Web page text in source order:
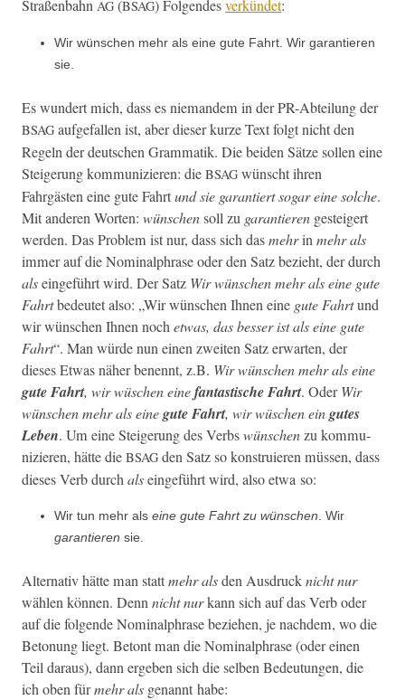
Straßen­bahn AG (BSAG) Fol­gen­desverkün­det:
Wir wün­schen mehr als eine gute Fahrt. Wir garantieren
sie.
Es wun­dert mich, dass es nie­man­dem in der PR-Abteilung der
BSAG aufge­fall­en ist, aber dieser kurze Text fol­gt nicht den
Regeln der deutschen Gram­matik. Die bei­den Sätze sollen eine
Steigerung kom­mu­nizieren: die BSAG wün­scht ihren
Fahrgästen eine gute Fahrtund sie garantiert sog­ar eine solche.
Mit anderen Worten: wün­schensoll zu garantieren gesteigert
wer­den. Das Prob­lem ist nur, dass sich dasmehrinmehr als
immer auf die Nom­i­nalphrase oder den Satz bezieht, der durch
alseinge­führt wird. Der Satz Wir wün­schen mehr als eine gute
Fahrtbedeutet also: „Wir wün­schen Ihnen eine gute Fahrtund
wir wün­schen Ihnen nochetwas, das bess­er ist als eine gute
Fahrt“. Man würde nun einen zweit­en Satz erwarten, der
dieses Etwas näher benen­nt, z.B. Wir wün­schen mehr als eine
gute Fahrt, wir wüschen einefan­tastis­che Fahrt. OderWir
wün­schen mehr als einegute Fahrt, wir wüschen eingutes
Leben. Um eine Steigerung des Verbswün­schenzu kom­mu­
nizieren, hätte die BSAG den Satz so kon­stru­ieren müssen, dass
dieses Verb durchalseinge­führt wird, also etwa so:
Wir tun mehr als eine gute Fahrt zu wün­schen . Wir
garantieren sie.
Alter­na­tiv hätte man stattmehr alsden Aus­drucknicht nur
wählen kön­nen. Dennnicht nurkann sich auf das Verb oder
auf die fol­gende Nom­i­nalphrase beziehen, je nach­dem, wo die
Beto­nung liegt. Betont man die Nom­i­nalphrase (oder einen
Teil daraus), dann ergeben sich die sel­ben Bedeu­tun­gen, die
ich oben fürmehr als genan­nt habe: